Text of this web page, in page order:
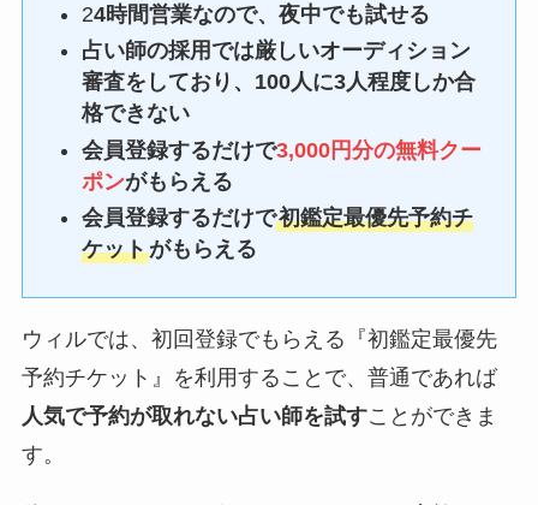
24時間営業なので、夜中でも試せる
占い師の採用では厳しいオーディション
審査をしており、100人に3人程度しか合
格できない
会員登録するだけで3,000円分の無料クー
ポンがもらえる
会員登録するだけで初鑑定最優先予約チ
ケットがもらえる
ウィルでは、初回登録でもらえる『初鑑定最優先
予約チケット』を利用することで、普通であれば
人気で予約が取れない占い師を試すことができま
す。